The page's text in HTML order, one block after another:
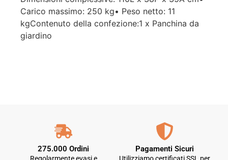
Carico massimo: 250 kg• Peso netto: 11
kgContenuto della confezione:1 x Panchina da
giardino
275.000 Ordini Pagamenti Sicuri